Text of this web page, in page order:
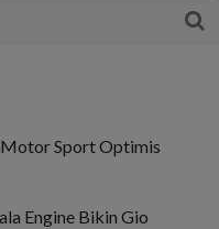
Motor Sport Optimis
Engine Bikin Gio